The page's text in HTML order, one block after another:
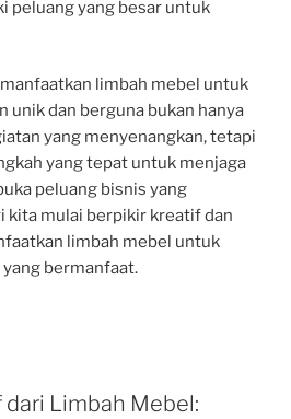
peluang yang besar untuk
limbah mebel untuk
unik dan berguna bukan hanya
yang menyenangkan, tetapi
yang tepat untuk menjaga
peluang bisnis yang
kita mulai berpikir kreatif dan
limbah mebel untuk
bermanfaat.
Limbah Mebel: